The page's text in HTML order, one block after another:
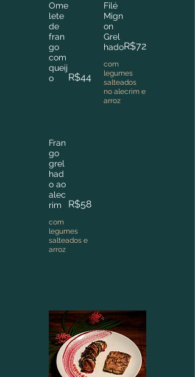
Ome
lete
de
fran
go
com
queij
o
R$44
Filé
Mign
on
Grel
hado
com
legumes
salteados
no alecrim e
arroz
R$72
Fran
go
grel
had
o ao
alec
rim
com
legumes
salteados e
arroz
R$58